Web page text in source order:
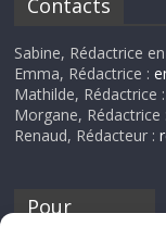
Sabine, Rédactrice
Emma, Rédactrice :
Mathilde, Rédactrice
Morgane,
Renaud, Rédacteur :
Pour